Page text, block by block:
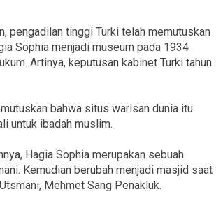
pengadilan tinggi Turki telah memutuskan
Sophia menjadi museum pada 1934
Artinya, keputusan kabinet Turki tahun
bahwa situs warisan dunia itu
untuk ibadah muslim.
Hagia Sophia merupakan sebuah
Kemudian berubah menjadi masjid saat
Mehmet Sang Penakluk.